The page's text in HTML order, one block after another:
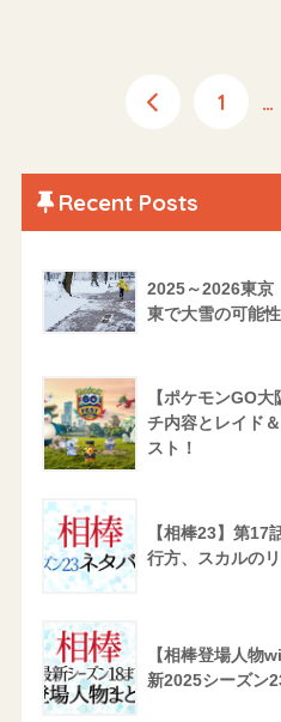
1 …
Recent Posts
2025～2026東京
東で大雪の可能
【ポケモンGO
チ内容とレイド
スト！
【相棒23】第17
行方、スカルの
【相棒登場人物
新2025シーズン